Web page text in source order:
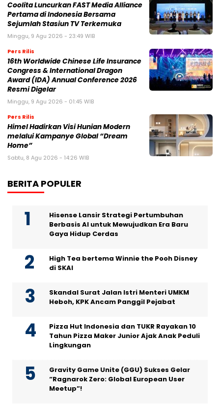
Coolita Luncurkan FAST Media Alliance
Pertama di Indonesia Bersama
Sejumlah Stasiun TV Terkemuka
Minggu, 9 Agu 2026 - 23:49 WIB
Pers Rilis
16th Worldwide Chinese Life Insurance
Congress & International Dragon
Award (IDA) Annual Conference 2026
Resmi Digelar
Minggu, 9 Agu 2026 - 01:45 WIB
Pers Rilis
Himel Hadirkan Visi Hunian Modern
melalui Kampanye Global “Dream
Home”
Sabtu, 8 Agu 2026 - 14:26 WIB
BERITA POPULER
Hisense Lansir Strategi Pertumbuhan
Berbasis AI untuk Mewujudkan Era Baru
Gaya Hidup Cerdas
High Tea bertema Winnie the Pooh Disney
di SKAI
Skandal Surat Jalan Istri Menteri UMKM
Heboh, KPK Ancam Panggil Pejabat
Pizza Hut Indonesia dan TUKR Rayakan 10
Tahun Pizza Maker Junior Ajak Anak Peduli
Lingkungan
Gravity Game Unite (GGU) Sukses Gelar
“Ragnarok Zero: Global European User
Meetup”!